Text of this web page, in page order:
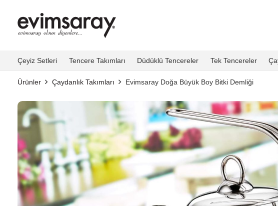
Çeyiz Setleri Tencere Takımları Düdüklü Tencereler Tek Tencereler
Ürünler Çaydanlık Takımları Evimsaray Doğa Büyük Boy Bitki Demliği